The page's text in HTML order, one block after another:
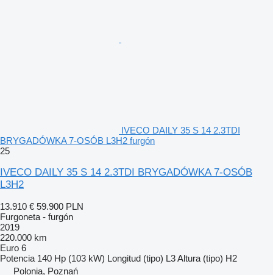
IVECO DAILY 35 S 14 2.3TDI
BRYGADÓWKA 7-OSÓB L3H2 furgón
25
IVECO DAILY 35 S 14 2.3TDI BRYGADÓWKA 7-OSÓB
L3H2
13.910 € 59.900 PLN
Furgoneta - furgón
2019
220.000 km
Euro 6
Potencia 140 Hp (103 kW) Longitud (tipo) L3Altura (tipo) H2
Polonia, Poznań